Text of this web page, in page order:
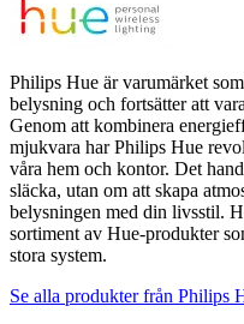
Philips Hue är varumärket
belysning och fortsätter att
Genom att kombinera
mjukvara har Philips Hue
våra hem och kontor. Det
släcka, utan om att skapa
belysningen med din livsstil.
sortiment av Hue-produkter
stora system.
Se alla produkter från Philips